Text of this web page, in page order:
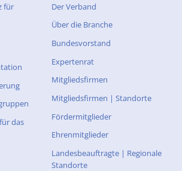
für
das
Der Verband
Über die Branche
Bundesvorstand
Expertenrat
Mitgliedsfirmen
Mitgliedsfirmen | Standorte
Fördermitglieder
Ehrenmitglieder
Landesbeauftragte | Regionale
Standorte